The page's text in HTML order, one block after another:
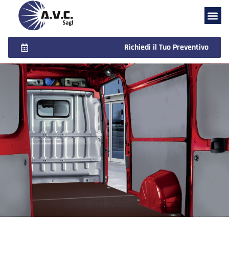
Richiedi il Tuo Preventivo